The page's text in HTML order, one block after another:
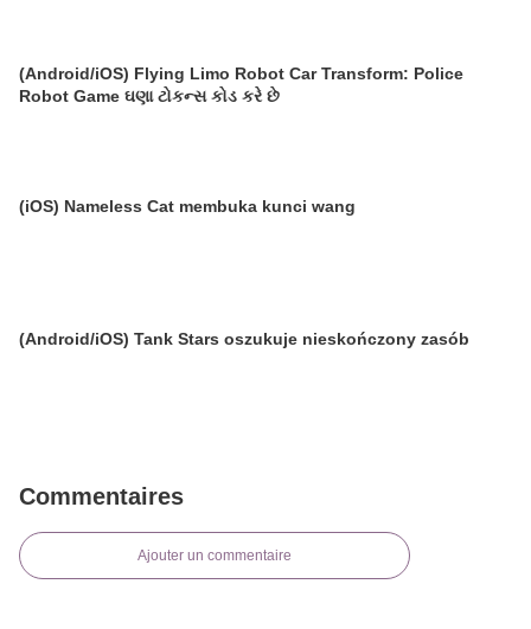
(Android/iOS) Flying Limo Robot Car Transform: Police
Robot Game ઘણા ટોકન્સ કોડ કરે છે
(iOS) Nameless Cat membuka kunci wang
(Android/iOS) Tank Stars oszukuje nieskończony zasób
Commentaires
Ajouter un commentaire